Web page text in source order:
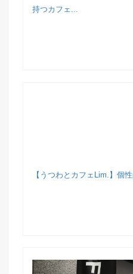
持つカフェ...
【うつわとカフェLim.】個